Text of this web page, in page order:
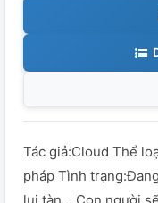
Tác giả:Cloud Thể
pháp Tình